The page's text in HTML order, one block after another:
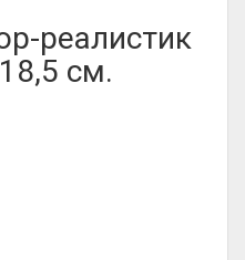
реалистик
см.